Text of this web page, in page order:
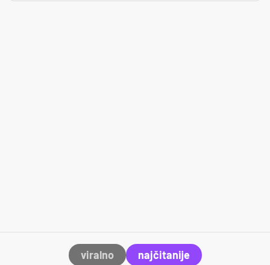
viralno najčitanije